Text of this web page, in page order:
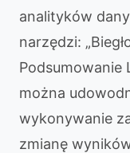
analityków
narzędzi:
Podsumowanie
można
wykonywanie
zmianę